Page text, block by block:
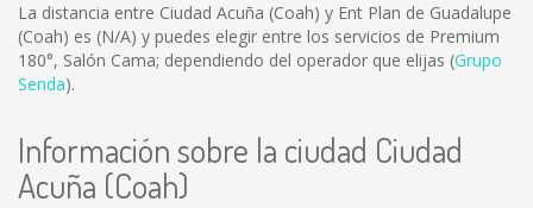
La distancia entre Ciudad Acuña (Coah) y Ent Plan de Guadalupe
(Coah) es (N/A) y puedes elegir entre los servicios de Premium
180°, Salón Cama; dependiendo del operador que elijas (Grupo
Senda).
Información sobre la ciudad Ciudad
Acuña (Coah)